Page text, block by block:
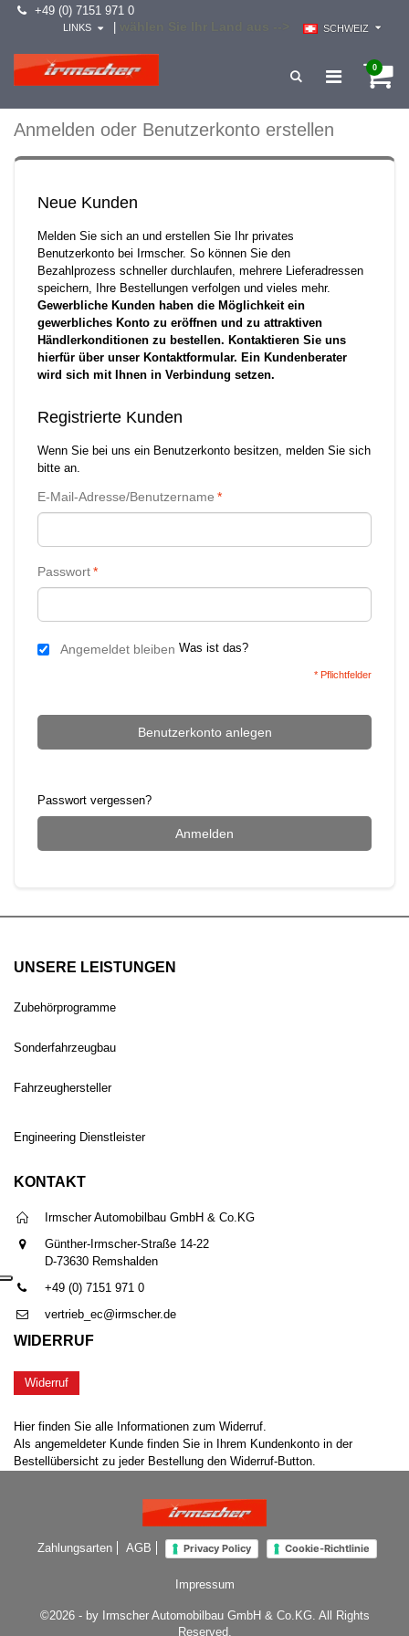
+49 (0) 7151 971 0
SCHWEIZ
LINKS
0
Anmelden oder Benutzerkonto erstellen
Neue Kunden
Melden Sie sich an und erstellen Sie Ihr privates
Benutzerkonto bei Irmscher. So können Sie den
Bezahlprozess schneller durchlaufen, mehrere Lieferadressen
speichern, Ihre Bestellungen verfolgen und vieles mehr.
Gewerbliche Kunden haben die Möglichkeit ein
gewerbliches Konto zu eröffnen und zu attraktiven
Händlerkonditionen zu bestellen. Kontaktieren Sie uns
hierfür über unser Kontaktformular. Ein Kundenberater
wird sich mit Ihnen in Verbindung setzen.
Registrierte Kunden
Wenn Sie bei uns ein Benutzerkonto besitzen, melden Sie sich
bitte an.
*
E-Mail-Adresse/Benutzername
*
Passwort
Angemeldet bleiben Was ist das?
* Pflichtfelder
Benutzerkonto anlegen
Passwort vergessen?
Anmelden
UNSERE LEISTUNGEN
Zubehörprogramme
Sonderfahrzeugbau
Fahrzeughersteller
Engineering Dienstleister
KONTAKT
Irmscher Automobilbau GmbH & Co.KG
Günther-Irmscher-Straße 14-22
D-73630 Remshalden
+49 (0) 7151 971 0
vertrieb_ec@irmscher.de
WIDERRUF
Widerruf
Hier finden Sie alle Informationen zum Widerruf.
Als angemeldeter Kunde finden Sie in Ihrem Kundenkonto in der
Bestellübersicht zu jeder Bestellung den Widerruf-Button.
Zahlungsarten AGB Privacy Policy Cookie-Richtlinie
Impressum
©2026 - by Irmscher Automobilbau GmbH & Co.KG. All Rights
Reserved.